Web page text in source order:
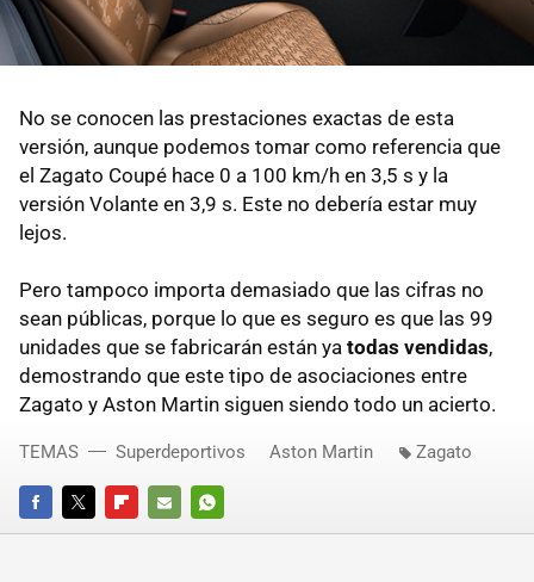
No se conocen las prestaciones exactas de esta
versión, aunque podemos tomar como referencia que
el Zagato Coupé hace 0 a 100 km/h en 3,5 s y la
versión Volante en 3,9 s. Este no debería estar muy
lejos.
Pero tampoco importa demasiado que las cifras no
sean públicas, porque lo que es seguro es que las 99
unidades que se fabricarán están ya todas vendidas,
demostrando que este tipo de asociaciones entre
Zagato y Aston Martin siguen siendo todo un acierto.
FACEBOOKTWITTERFLIPBOARD
E-
WHATSAPP
TEMAS Superdeportivos Aston Martin Zagato